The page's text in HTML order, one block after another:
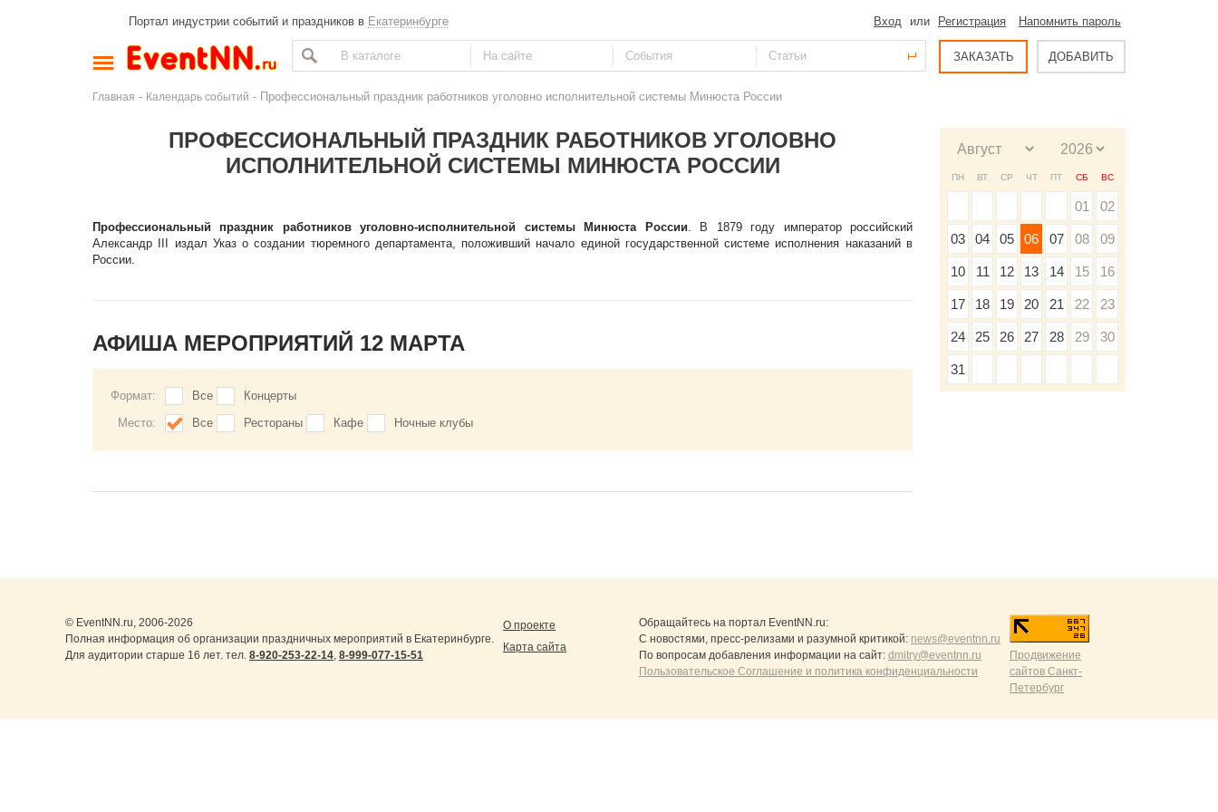
Портал индустрии событий и праздников в Екатеринбурге Вход или Регистрация Напомнить пароль
ЗАКАЗАТЬ ДОБАВИТЬ
Главная - Календарь событий - Профессиональный праздник работников уголовно исполнительной системы Минюста России
ПРОФЕССИОНАЛЬНЫЙ ПРАЗДНИК РАБОТНИКОВ УГОЛОВНО
ИСПОЛНИТЕЛЬНОЙ СИСТЕМЫ МИНЮСТА РОССИИ
Профессиональный праздник работников уголовно-исполнительной системы Минюста России. В 1879 году император российский
Александр III издал Указ о создании тюремного департамента, положивший начало единой государственной системе исполнения наказаний в
России.
АФИША МЕРОПРИЯТИЙ 12 МАРТА
Формат: Все
Концерты
Место:
Все Рестораны Кафе Ночные клубы
ПН ВТ СР ЧТ ПТ СБ ВС
01 02
03 04 05 06 07 08 09
10 11 12 13 14 15 16
17 18 19 20 21 22 23
24 25 26 27 28 29 30
31
© EventNN.ru, 2006-2026
Полная информация об организации праздничных мероприятий в Екатеринбурге.
Для аудитории старше 16 лет. тел. 8-920-253-22-14, 8-999-077-15-51
О проекте
Карта сайта
Обращайтесь на портал EventNN.ru:
С новостями, пресс-релизами и разумной критикой: news@eventnn.ru
По вопросам добавления информации на сайт: dmitry@eventnn.ru
Пользовательское Соглашение и политика конфиденциальности
Продвижение
сайтов Санкт-
Петербург